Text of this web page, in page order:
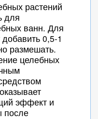
растений
для
ванн. Для
0,5-1
размешать.
целебных
эффект и
после